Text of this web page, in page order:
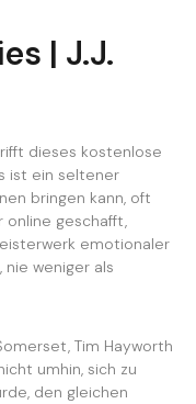
| J.J.
dieses kostenlose
ist ein seltener
bringen kann, oft
online geschafft,
emotionaler
nie weniger als
Tim Hayworth
umhin, sich zu
den gleichen